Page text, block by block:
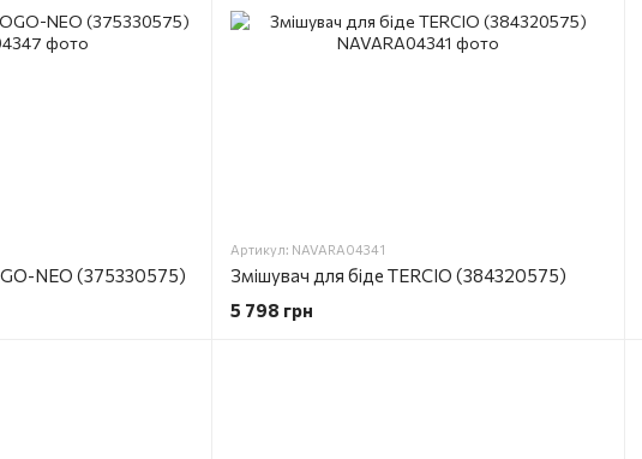
NEO (375330575)
Артикул: NAVARA04341
Змішувач для біде TERCIO (384320575)
5 798 грн